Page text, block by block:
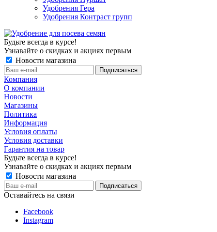
Удобрения Гера
Удобрения Контраст групп
Будьте всегда в курсе!
Узнавайте о скидках и акциях первым
Новости магазина
Компания
О компании
Новости
Магазины
Политика
Информация
Условия оплаты
Условия доставки
Гарантия на товар
Будьте всегда в курсе!
Узнавайте о скидках и акциях первым
Новости магазина
Оставайтесь на связи
Facebook
Instagram